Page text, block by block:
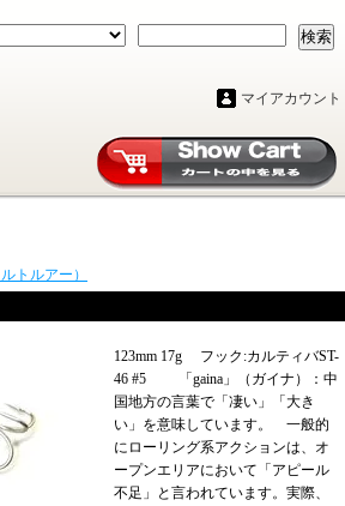
検索
マイアカウント
トルアー）
123mm 17g フック:カルティバST-
46 #5 「gaina」（ガイナ）：中
国地方の言葉で「凄い」「大き
い」を意味しています。 一般的
にローリング系アクションは、オ
ープンエリアにおいて「アピール
不足」と言われています。実際、